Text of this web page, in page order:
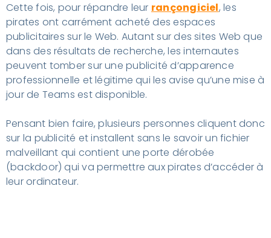
Cette fois, pour répandre leur rançongiciel, les
pirates ont carrément acheté des espaces
publicitaires sur le Web. Autant sur des sites Web que
dans des résultats de recherche, les internautes
peuvent tomber sur une publicité d’apparence
professionnelle et légitime qui les avise qu’une mise à
jour de Teams est disponible.
Pensant bien faire, plusieurs personnes cliquent donc
sur la publicité et installent sans le savoir un fichier
malveillant qui contient une porte dérobée
(backdoor) qui va permettre aux pirates d’accéder à
leur ordinateur.